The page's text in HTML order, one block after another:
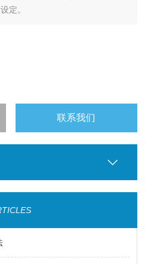
定。
联系我们